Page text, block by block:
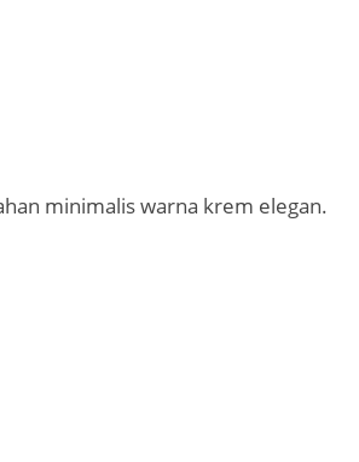
minimalis warna krem elegan.